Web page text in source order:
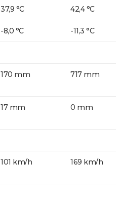
37,9 °C 42,4 °C
-8,0 °C -11,3 °C
170 mm 717 mm
17 mm 0 mm
101 km/h 169 km/h